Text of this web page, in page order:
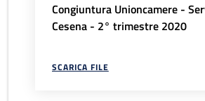
Congiuntura Unioncamere -
Cesena - 2° trimestre 2020
SCARICA FILE